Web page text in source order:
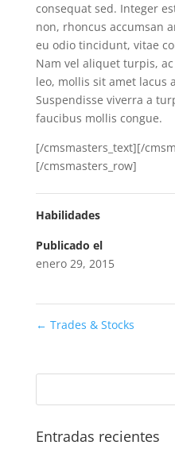
consequat sed. Integer
non, rhoncus accumsan
eu odio tincidunt, vitae
Nam vel aliquet turpis,
leo, mollis sit amet lacus
Suspendisse viverra a
faucibus mollis congue.
[/cmsmasters_text][/
[/cmsmasters_row]
Habilidades
Publicado el
enero 29, 2015
← Trades & Stocks
Entradas recientes